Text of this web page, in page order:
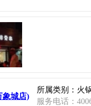
象城店)
所属类别：火
服务电话：